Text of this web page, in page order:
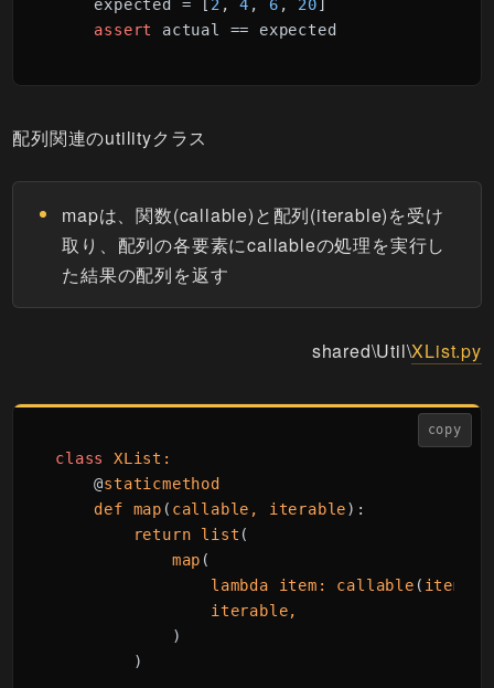
expected = [ 2 , 4 , 6 , 20
assert
actual == expected
配列関連のutilityクラス
mapは、関数(callable)と配列(iterable)を受け
取り、配列の各要素にcallableの処理を実行し
た結果の配列を返す
shared\Util\XList.py
copy
class
XList:
@staticmethod
def
map ( callable, iterable):
return
list (
map (
lambda
item: callable ( item
iterable,
)
)